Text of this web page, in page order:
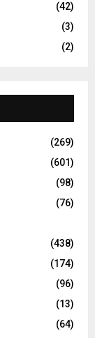
(42)
(3)
(2)
(269)
(601)
(98)
(76)
(438)
(174)
(96)
(13)
(64)